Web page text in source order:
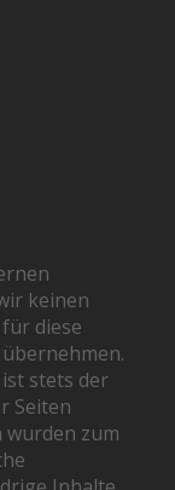
keinen
diese
stets der
Seiten
zum